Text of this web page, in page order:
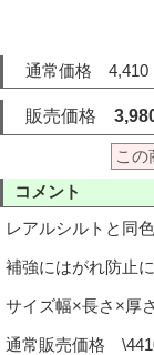
通常価格 4,410
販売価格
この
コメント
レアルシルトと同
補強にはがれ防止
サイズ幅×長さ×厚
通常販売価格